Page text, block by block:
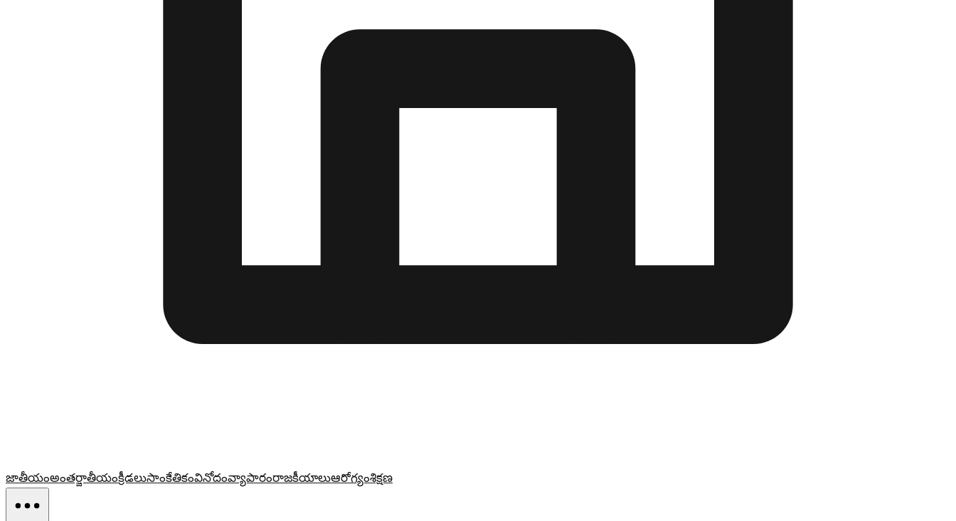
జాతీయంఅంతర్జాతీయంక్రీడలుసాంకేతికంవినోదంవ్యాపారంరాజకీయాలుఆరోగ్యంశిక్షణ